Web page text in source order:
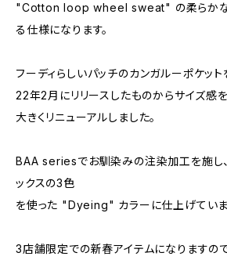
"Cotton loop wheel sweat" の柔らかな
る仕様になります。
フーディらしいパッチのカンガルーポケット
22年2月にリリースしたものからサイズ感
大きくリニューアルしました。
BAA seriesでお馴染みの注染加工を施し、
ックスの3色
を使った "Dyeing" カラーに仕上げていま
3店舗限定での新春アイテムになりますの